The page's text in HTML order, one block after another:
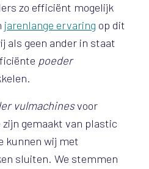
zo efficiënt mogelijk
jarenlange ervaring op dit
als geen ander in staat
poeder
vulmachinesvoor
zijn gemaakt van plastic
kunnen wij met
sluiten. We stemmen